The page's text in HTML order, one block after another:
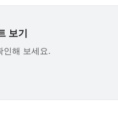
보기
인해 보세요.